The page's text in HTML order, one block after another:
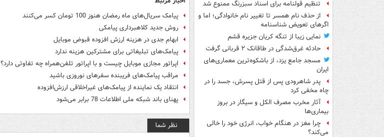
تنظیم قولنامه برای اسناد سبزرنگ ممنوع شد
از حذف نام همسر تا تغییر نام خانوادگی؛ اما و
اگرهای تعویض شناسنامه
نمایی زیبا از تنگه کریان جزیره قشم
حادثه غرق‌شدگی در طاقانک ۲ قربانی گرفت
مسجد جامع یزد، از باشکوه‌ترین معماری‌های
ایران
پدر شاهرودی پس از قتل پسرش، جسد را در
چاه مخفی کرد
آثار مخرب مصرف الکل و سیگار در بروز
بیماری‌ها
چرا مغز در هنگام خواب، انرژی خود را خالی
می‌کند؟
پیامک سریال‌های ماه رمضان هنوز 100 تومان کسر می‌کنند
روش جدید کلاهبرداری پیامکی
ابهام جدی در هزینه ارزش افزوده قبوض موبایل
پیامک‌های تبلیغاتی برای مشترکین هزینه ندارد
اپراتور مجازی موبایل چیست و با اپراتور تلفن‌همراه چه تفاوتی دارد؟
مراقب پیامک‌های فریبنده سفرهای نوروزی باشید
انتقاد یک نماینده از پیامک‌های غیراخلاقی ارزش‌افزوده‌
پهنای باند شبکه ملی اطلاعات 78 برابر می‌شود
نظر شما